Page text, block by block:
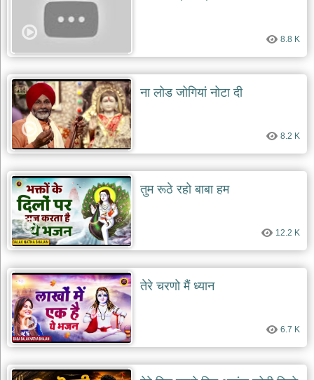
8.8 K
ना लोड जोगियां नोटा दी
8.2 K
तुम रूठे रहो बाबा हम
12.2 K
तेरे चरणो मैं ध्यान
6.7 K